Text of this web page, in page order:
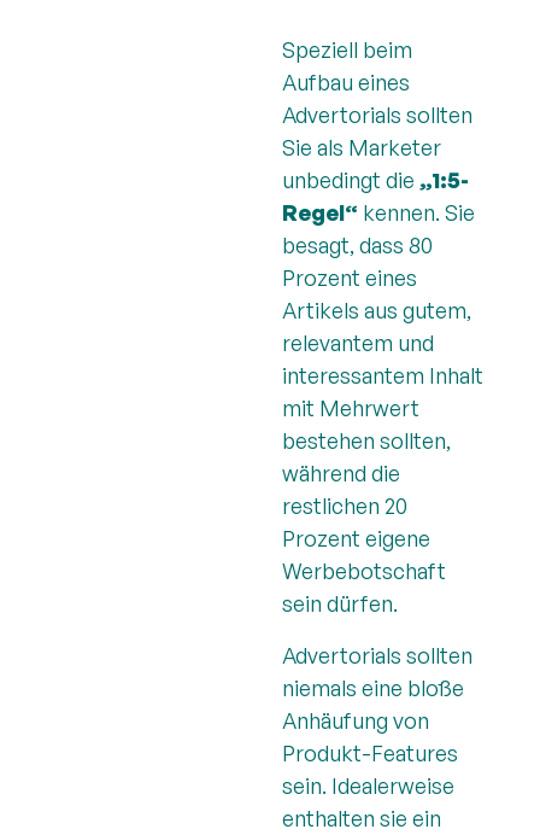
Speziell beim
Aufbau eines
Advertorials sollten
Sie als Marketer
unbedingt die „1:5-
Regel“ kennen. Sie
besagt, dass 80
Prozent eines
Artikels aus gutem,
relevantem und
interessantem Inhalt
mit Mehrwert
bestehen sollten,
während die
restlichen 20
Prozent eigene
Werbebotschaft
sein dürfen.
Advertorials sollten
niemals eine bloße
Anhäufung von
Produkt-Features
sein. Idealerweise
enthalten sie ein